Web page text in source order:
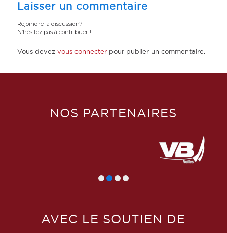
Laisser un commentaire
Rejoindre la discussion?
N’hésitez pas à contribuer !
Vous devez vous connecterpour publier un commentaire.
NOS PARTENAIRES
AVEC LE SOUTIEN DE